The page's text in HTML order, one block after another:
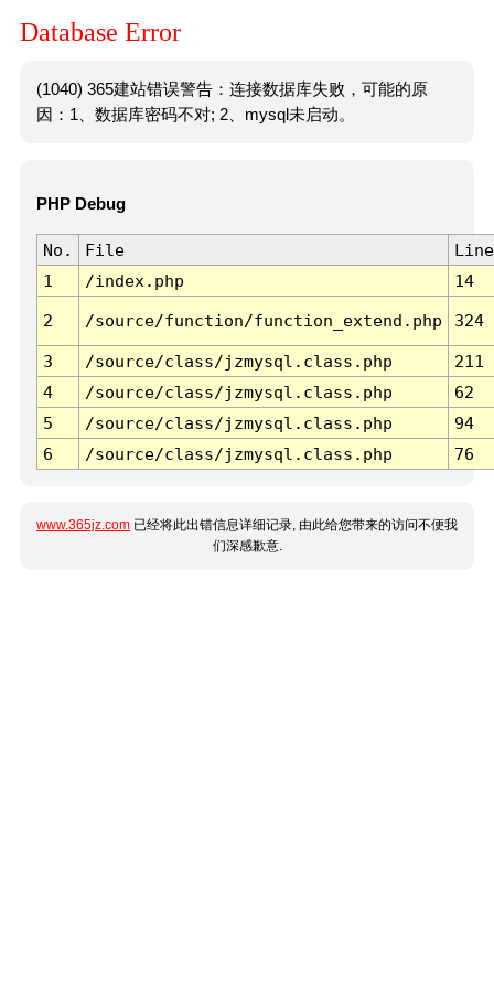
Database Error
(1040) 365建站错误警告：连接数据库失败，可能的原
因：1、数据库密码不对; 2、mysql未启动。
PHP Debug
No. File
Line
1
/index.php 14
2 /source/function/function_extend.php 324
3 /source/class/jzmysql.class.php
211
4
/source/class/jzmysql.class.php
62
5
/source/class/jzmysql.class.php
94
6
/source/class/jzmysql.class.php 76
www.365jz.com 已经将此出错信息详细记录, 由此给您带来的访问不便我
们深感歉意.